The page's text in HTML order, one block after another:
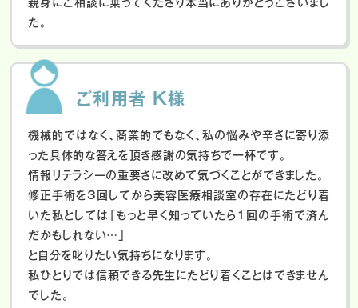
た。
ご利用者 K様
機械的ではなく、商業的でもなく、私の悩みや辛さに寄り添
った具体的な答えを頂き感謝の気持ちで一杯です。
情報リテラシーの重要さに改めて気づくことができました。
修正手術を3回してから美容医療相談室の存在にたどり着
いた私としては「もっと早く知っていたら1回の手術で済ん
だかもしれない…」
と自分を叱りたい気持ちになります。
私ひとりでは信頼できる先生にたどり着くことはできません
でした。